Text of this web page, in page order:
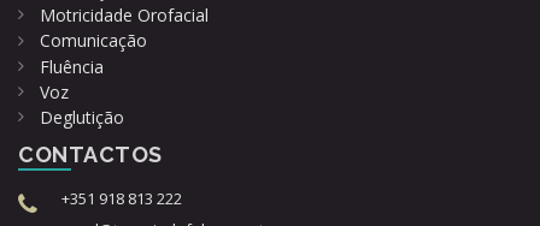
Motricidade Orofacial
Comunicação
Fluência
Voz
Deglutição
CONTACTOS
+351 918 813 222